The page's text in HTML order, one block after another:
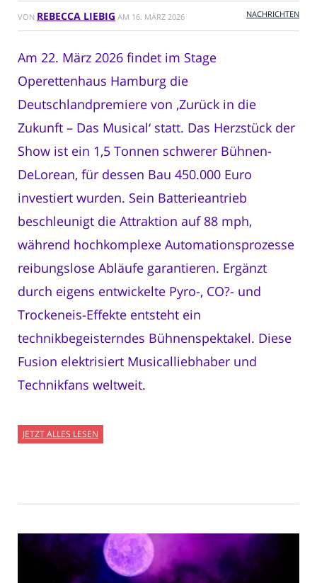
VON REBECCA LIEBIG AM 16. MÄRZ 2026 NACHRICHTEN
Am 22. März 2026 findet im Stage
Operettenhaus Hamburg die
Deutschlandpremiere von ‚Zurück in die
Zukunft – Das Musical‘ statt. Das Herzstück der
Show ist ein 1,5 Tonnen schwerer Bühnen-
DeLorean, für dessen Bau 450.000 Euro
investiert wurden. Sein Batterieantrieb
beschleunigt die Attraktion auf 88 mph,
während hochkomplexe Automationsprozesse
reibungslose Abläufe garantieren. Ergänzt
durch eigens entwickelte Pyro-, CO?- und
Trockeneis-Effekte entsteht ein
technikbegeisterndes Bühnenspektakel. Diese
Fusion elektrisiert Musicalliebhaber und
Technikfans weltweit.
JETZT ALLES LESEN